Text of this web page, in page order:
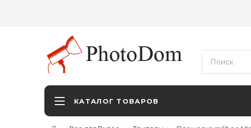
КАТАЛОГ ТОВАРОВ